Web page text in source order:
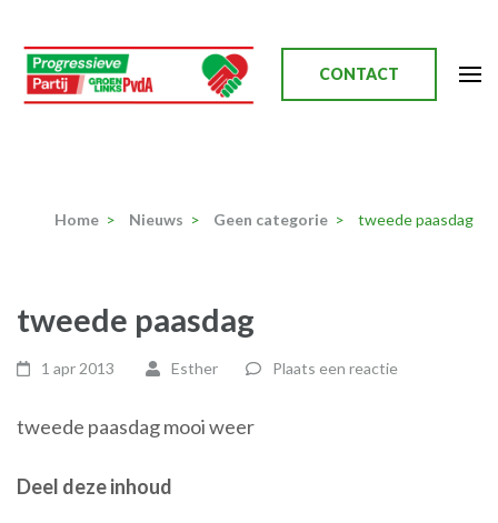
naar
inhoud
(Druk
CONTACT
Home > Nieuws > Geen categorie > tweede paasdag
tweede paasdag
1 apr 2013 Esther Plaats een reactie
tweede paasdag mooi weer
Deel deze inhoud